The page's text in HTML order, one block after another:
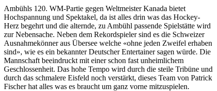
Ambühls 120. WM-Partie gegen Weltmeister Kanada bietet
Hochspannung und Spektakel, da ist alles drin was das Hockey-
Herz begehrt und die alternde, zu Ambühl passende Spielstätte wird
zur Nebensache. Neben dem Rekordspieler sind es die Schweizer
Ausnahmekönner aus Übersee welche «ohne jeden Zweifel erhaben
sind», wie es ein bekannter Deutscher Entertainer sagen würde. Die
Mannschaft beeindruckt mit einer schon fast unheimlichem
Geschlossenheit. Das hohe Tempo wird durch die steile Tribüne und
durch das schmalere Eisfeld noch verstärkt, dieses Team von Patrick
Fischer hat alles was es braucht um ganz vorne mitzuspielen.